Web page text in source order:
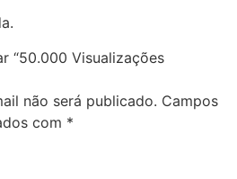
“50.000 Visualizações
não será publicado. Campos
com *